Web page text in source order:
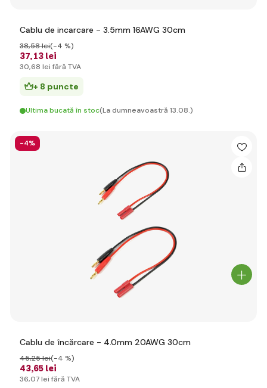
Cablu de incarcare - 3.5mm 16AWG 30cm
37,13 lei
38,58 lei(-4 %)
30,68 lei fără TVA
+ 8 puncte
Ultima bucată în stoc(La dumneavoastră 13.08.)
-4%
Cablu de încărcare - 4.0mm 20AWG 30cm
43,65 lei
45,25 lei(-4 %)
36,07 lei fără TVA